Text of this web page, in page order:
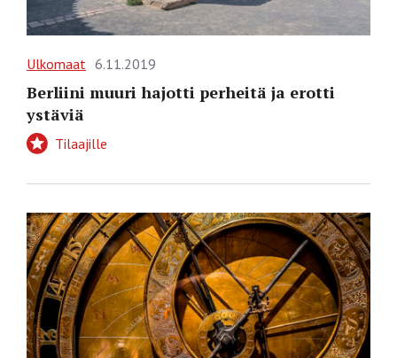
Ulkomaat 6.11.2019
Berliini muuri hajotti perheitä ja erotti
ystäviä
Tilaajille